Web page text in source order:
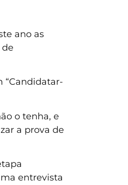
ano as
“Candidatar-
o tenha, e
a prova de
entrevista